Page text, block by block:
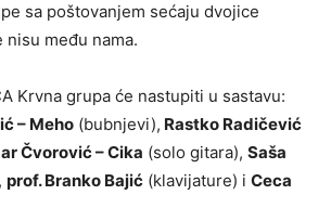
sa poštovanjem sećaju dvojice
nisu među nama.
Krvna grupa će nastupiti u sastavu:
– Meho (bubnjevi), Rastko Radičević
Čvorović – Cika (solo gitara), Saša
prof. Branko Bajić (klavijature) i Ceca